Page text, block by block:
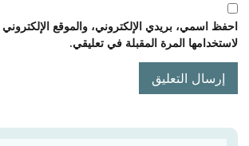
احفظ اسمي، بريدي الإلكتروني، والموقع
لاستخدامها المرة المقبلة في تعليقي.